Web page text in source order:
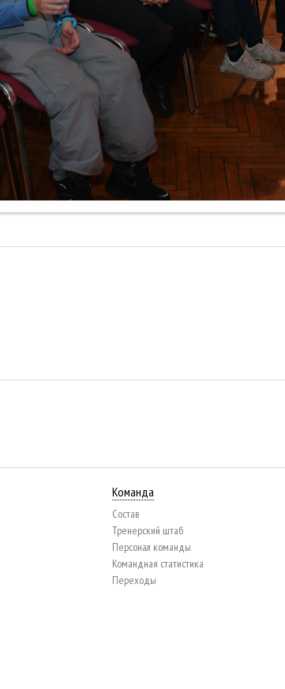
Команда
Состав
Тренерский штаб
Персонал команды
Командная статистика
Переходы